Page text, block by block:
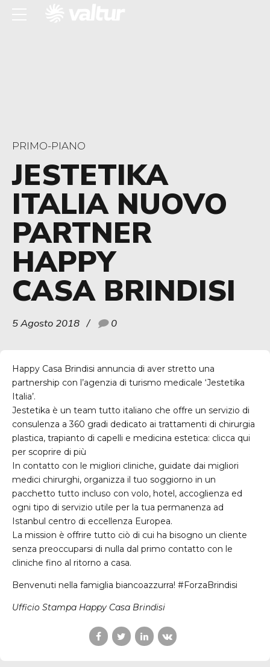
PRIMO-PIANO
JESTETIKA
ITALIA NUOVO
PARTNER
HAPPY
CASA BRINDISI
5 Agosto 2018 0
Happy Casa Brindisi annuncia di aver stretto una
partnership con l’agenzia di turismo medicale ‘Jestetika
Italia’.
Jestetika è un team tutto italiano che offre un servizio di
consulenza a 360 gradi dedicato ai trattamenti di chirurgia
plastica, trapianto di capelli e medicina estetica: clicca qui
per scoprire di più
In contatto con le migliori cliniche, guidate dai migliori
medici chirurghi, organizza il tuo soggiorno in un
pacchetto tutto incluso con volo, hotel, accoglienza ed
ogni tipo di servizio utile per la tua permanenza ad
Istanbul centro di eccellenza Europea.
La mission è offrire tutto ciò di cui ha bisogno un cliente
senza preoccuparsi di nulla dal primo contatto con le
cliniche fino al ritorno a casa.
Benvenuti nella famiglia biancoazzurra! #ForzaBrindisi
Ufficio Stampa Happy Casa Brindisi